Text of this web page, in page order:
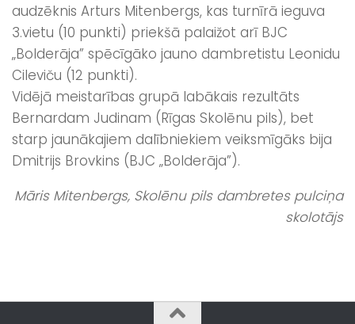
audzēknis Arturs Mitenbergs, kas turnīrā ieguva
3.vietu (10 punkti) priekšā palaižot arī BJC
„Bolderāja” spēcīgāko jauno dambretistu Leonidu
Cileviču (12 punkti).
Vidējā meistarības grupā labākais rezultāts
Bernardam Judinam (Rīgas Skolēnu pils), bet
starp jaunākajiem dalībniekiem veiksmīgāks bija
Dmitrijs Brovkins (BJC „Bolderāja”).
Māris Mitenbergs, Skolēnu pils dambretes pulciņa
skolotājs